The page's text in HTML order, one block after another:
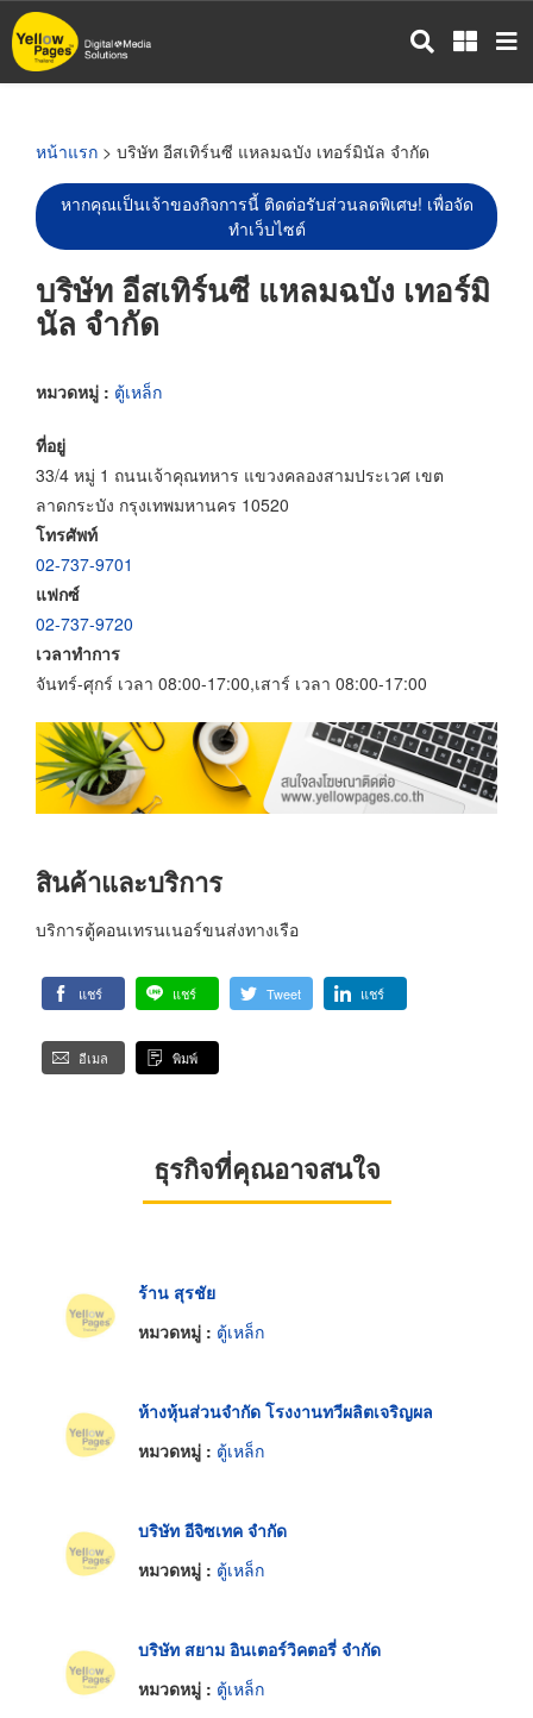
ข้าม
ไป
หน้าแรก > บริษัท อีสเทิร์นซี แหลมฉบัง เทอร์มินัล จำกัด
หากคุณเป็นเจ้าของกิจการนี้ ติดต่อรับส่วนลดพิเศษ! เพื่อจัด
ทำเว็บไซต์
บริษัท อีสเทิร์นซี แหลมฉบัง เทอร์มิ
นัล จำกัด
หมวดหมู่ : ตู้เหล็ก
ที่อยู่
33/4 หมู่ 1 ถนนเจ้าคุณทหาร แขวงคลองสามประเวศ เขต
ลาดกระบัง กรุงเทพมหานคร 10520
โทรศัพท์
02-737-9701
แฟกซ์
02-737-9720
เวลาทำการ
จันทร์-ศุกร์ เวลา 08:00-17:00,เสาร์ เวลา 08:00-17:00
สินค้าและบริการ
บริการตู้คอนเทรนเนอร์ขนส่งทางเรือ
แชร์ แชร์ Tweet แชร์
อีเมล พิมพ์
ธุรกิจที่คุณอาจสนใจ
ร้าน สุรชัย
หมวดหมู่ : ตู้เหล็ก
ห้างหุ้นส่วนจำกัด โรงงานทวีผลิตเจริญผล
หมวดหมู่ : ตู้เหล็ก
บริษัท อีจิซเทค จำกัด
หมวดหมู่ : ตู้เหล็ก
บริษัท สยาม อินเตอร์วิคตอรี่ จำกัด
หมวดหมู่ : ตู้เหล็ก